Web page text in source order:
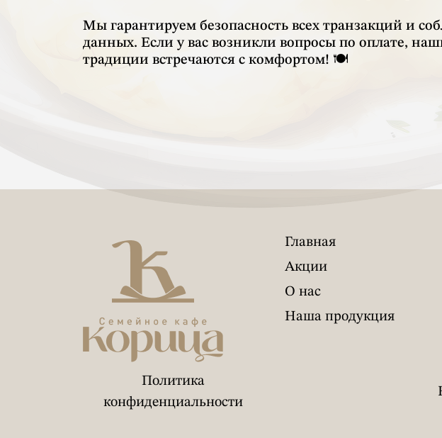
Мы гарантируем безопасность всех транзакций и
данных. Если у вас возникли вопросы по оплате,
традиции встречаются с комфортом! 🍽️
Главная
Акции
О нас
Наша продукция
Политика
конфиденциальности